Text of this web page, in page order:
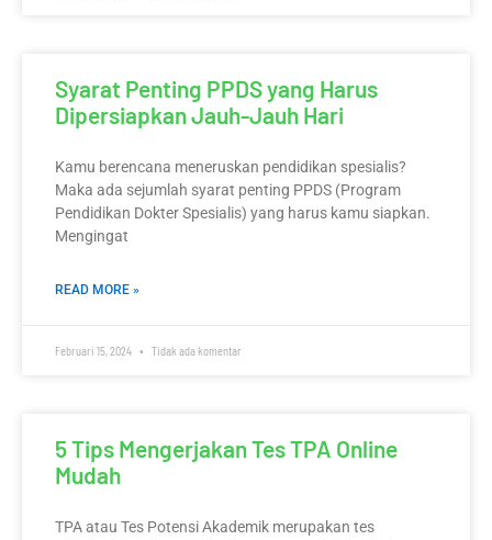
Syarat Penting PPDS yang Harus
Dipersiapkan Jauh-Jauh Hari
Kamu berencana meneruskan pendidikan spesialis?
Maka ada sejumlah syarat penting PPDS (Program
Pendidikan Dokter Spesialis) yang harus kamu siapkan.
Mengingat
READ MORE »
Februari 15, 2024 Tidak ada komentar
5 Tips Mengerjakan Tes TPA Online
Mudah
TPA atau Tes Potensi Akademik merupakan tes